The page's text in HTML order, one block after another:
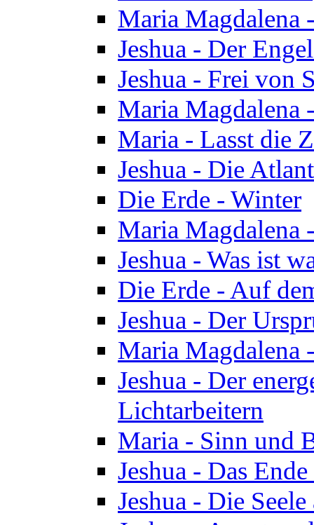
Maria Magdalena
Jeshua - Der
Jeshua - Frei von
Maria Magdalena
Maria - Lasst die
Jeshua - Die
Die Erde - Winter
Maria Magdalena
Jeshua - Was ist
Die Erde - Auf
Jeshua - Der
Maria Magdalena
Jeshua - Der
Lichtarbeitern
Maria - Sinn und
Jeshua - Das
Jeshua - Die